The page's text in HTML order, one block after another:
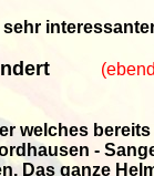
sehr
welches
-
Das ganze